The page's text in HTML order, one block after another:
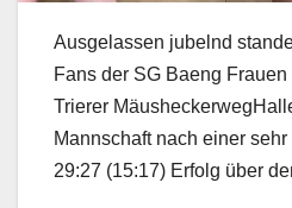
Ausgelassen jubelnd
Fans der SG Baeng
Trierer
Mannschaft nach einer
29:27 (15:17) Erfolg über